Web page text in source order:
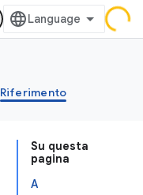
Riferimento
Su questa
pagina
A